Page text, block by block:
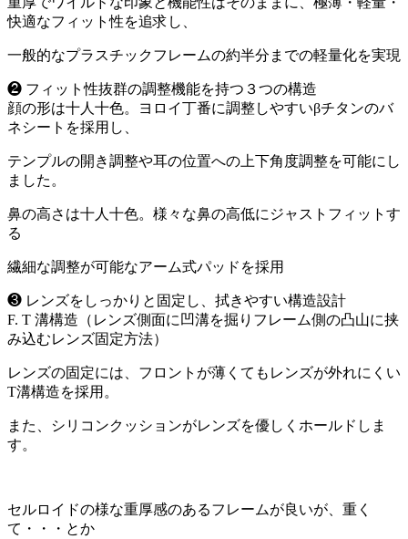
快適なフィット性を追求し、
一般的なプラスチックフレームの約半分までの軽量化を実現
❷ フィット性抜群の調整機能を持つ３つの構造
顔の形は十人十色。ヨロイ丁番に調整しやすいβチタンのバ
ネシートを採用し、
テンプルの開き調整や耳の位置への上下角度調整を可能にし
ました。
鼻の高さは十人十色。様々な鼻の高低にジャストフィットす
る
繊細な調整が可能なアーム式パッドを採用
❸ レンズをしっかりと固定し、拭きやすい構造設計
F. T 溝構造（レンズ側面に凹溝を掘りフレーム側の凸山に挟
み込むレンズ固定方法）
レンズの固定には、フロントが薄くてもレンズが外れにくい
T溝構造を採用。
また、シリコンクッションがレンズを優しくホールドしま
す。
セルロイドの様な重厚感のあるフレームが良いが、重く
て・・・とか